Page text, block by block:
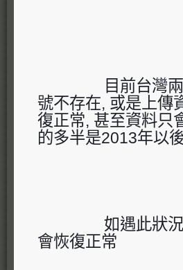
目前台灣
號不存在, 或是上傳
復正常, 甚至資料只
的多半是2013年以
如遇此狀
會恢復正常